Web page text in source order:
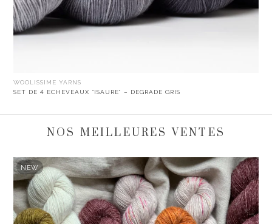
WOOLISSIME YARNS
SET DE 4 ECHEVEAUX “ISAURE” – DEGRADE GRIS
NOS MEILLEURES VENTES
NEW